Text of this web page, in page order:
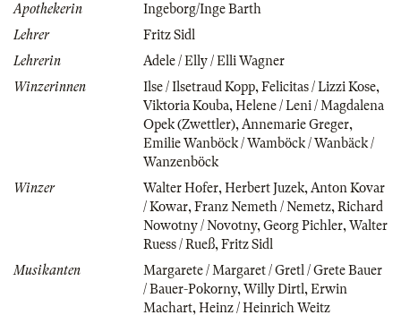
Apothekerin
Ingeborg/Inge Barth
Lehrer
Fritz Sidl
Lehrerin
Adele / Elly / Elli Wagner
Winzerinnen
Ilse / Ilsetraud Kopp, Felicitas / Lizzi Kose,
Viktoria Kouba, Helene / Leni / Magdalena
Opek (Zwettler), Annemarie Greger,
Emilie Wanböck / Wamböck / Wanbäck /
Wanzenböck
Winzer
Walter Hofer, Herbert Juzek, Anton Kovar
/ Kowar, Franz Nemeth / Nemetz, Richard
Nowotny / Novotny, Georg Pichler, Walter
Ruess / Rueß, Fritz Sidl
Musikanten
Margarete / Margaret / Gretl / Grete Bauer
/ Bauer-Pokorny, Willy Dirtl , Erwin
Machart, Heinz / Heinrich Weitz